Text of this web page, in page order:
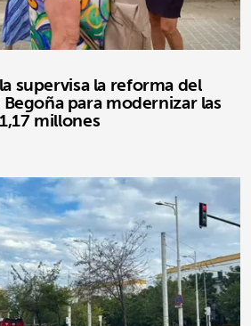
supervisa la reforma del
para modernizar las
millones